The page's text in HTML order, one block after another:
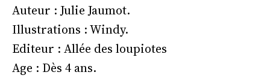
Auteur : Julie Jaumot.
Illustrations : Windy.
Editeur : Allée des loupiotes
Age : Dès 4 ans.